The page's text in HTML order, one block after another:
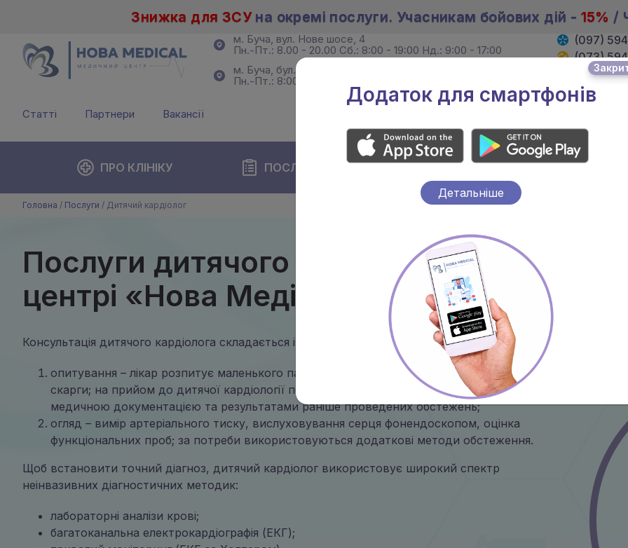
Знижка для ЗСУ на окремі послуги. Учасникам бойових дій - 15% /
м. Буча, вул. Нове шосе, 4
Пн.-Пт.: 8.00 - 20.00 Сб.: 8:00 - 19:00 Нд.: 9:00 - 17:00
м. Буча, бул. Б. Хмельницького, 4
Пн.-Пт.: 8:00 - 19:00 Сб. 8:00 - 18:00 Нд.: вихідний
(097)
(073)
(095)
Статті Партнери Вакансії
ПРО КЛІНІКУ ПОСЛУГИ ЛІКАРІ АКЦІЇ
Головна / Послуги / Дитячий кардіолог
Послуги дитячого кардіолога у
центрі «Нова Медікал» у Бучі.
Консультація дитячого кардіолога складається із двох етапів:
опитування – лікар розпитує маленького пацієнта та його батьків про всі наявні
скарги; на прийом до дитячої кардіології потрібно прийти з усією наявною
медичною документацією та результатами раніше проведених обстежень;
огляд – вимір артеріального тиску, вислуховування серця фонендоскопом, оцінка
функціональних проб; за потреби використовуються додаткові методи обстеження.
Щоб встановити точний діагноз, дитячий кардіолог використовує широкий спектр
неінвазивних діагностичних методик:
лабораторні аналізи крові;
багатоканальна електрокардіографія (ЕКГ);
Додаток для смартфонів
Детальніше